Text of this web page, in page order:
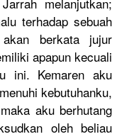
terhadap sebuah
berkata jujur
apapun kecuali
ini. Kemaren aku
kebutuhanku,
aku berhutang
n oleh beliau